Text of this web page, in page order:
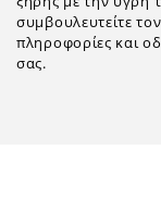
συμβουλευτείτε
πληροφορίες και
σας.